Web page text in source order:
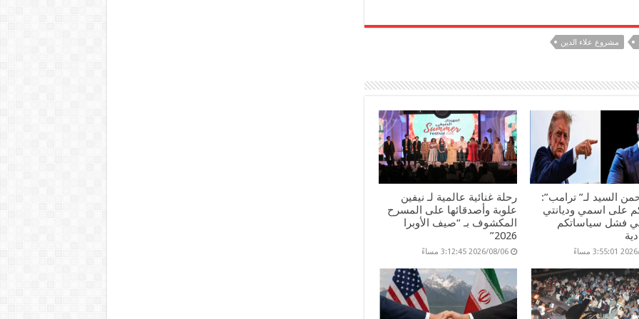
مشروع علاء الدين
السيد لـ” ترامب”:
على اسمي وديانتي
فشل سياساتكم
مساءً
رحلة غنائية عالمية لـ نيفين
علوبة وأصدقائها على المسرح
المكشوف بـ “صيف الأوبرا
2026”
2026/08/06 3:12:45 مساءً